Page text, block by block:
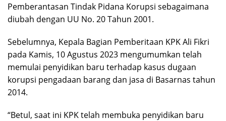
Pemberantasan Tindak Pidana Korupsi sebagaimana
diubah dengan UU No. 20 Tahun 2001.
Sebelumnya, Kepala Bagian Pemberitaan KPK Ali Fikri
pada Kamis, 10 Agustus 2023 mengumumkan telah
memulai penyidikan baru terhadap kasus dugaan
korupsi pengadaan barang dan jasa di Basarnas tahun
2014.
“Betul, saat ini KPK telah membuka penyidikan baru